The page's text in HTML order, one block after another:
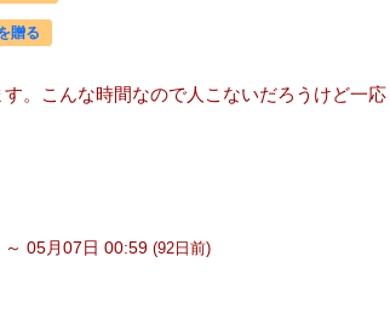
贈る
。こんな時間なので人こないだろうけど一応
05月07日 00:59 (92 日 前)